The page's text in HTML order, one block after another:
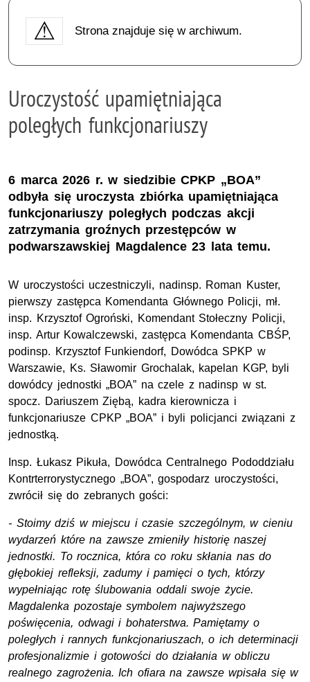
Strona znajduje się w archiwum.
Uroczystość upamiętniająca
poległych funkcjonariuszy
6 marca 2026 r. w siedzibie CPKP „BOA”
odbyła się uroczysta zbiórka upamiętniająca
funkcjonariuszy poległych podczas akcji
zatrzymania groźnych przestępców w
podwarszawskiej Magdalence 23 lata temu.
W uroczystości uczestniczyli, nadinsp. Roman Kuster,
pierwszy zastępca Komendanta Głównego Policji, mł.
insp. Krzysztof Ogroński, Komendant Stołeczny Policji,
insp. Artur Kowalczewski, zastępca Komendanta CBŚP,
podinsp. Krzysztof Funkiendorf, Dowódca SPKP w
Warszawie, Ks. Sławomir Grochalak, kapelan KGP, byli
dowódcy jednostki „BOA” na czele z nadinsp w st.
spocz. Dariuszem Ziębą, kadra kierownicza i
funkcjonariusze CPKP „BOA” i byli policjanci związani z
jednostką.
Insp. Łukasz Pikuła, Dowódca Centralnego Pododdziału
Kontrterrorystycznego „BOA”, gospodarz uroczystości,
zwrócił się do zebranych gości:
- Stoimy dziś w miejscu i czasie szczególnym, w cieniu
wydarzeń które na zawsze zmieniły historię naszej
jednostki. To rocznica, która co roku skłania nas do
głębokiej refleksji, zadumy i pamięci o tych, którzy
wypełniając rotę ślubowania oddali swoje życie.
Magdalenka pozostaje symbolem najwyższego
poświęcenia, odwagi i bohaterstwa. Pamiętamy o
poległych i rannych funkcjonariuszach, o ich determinacji
profesjonalizmie i gotowości do działania w obliczu
realnego zagrożenia. Ich ofiara na zawsze wpisała się w